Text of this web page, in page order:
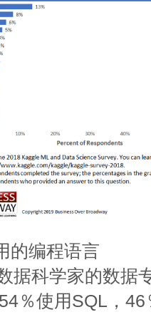
的编程语言
据科学家的数据
％使用SQL，46